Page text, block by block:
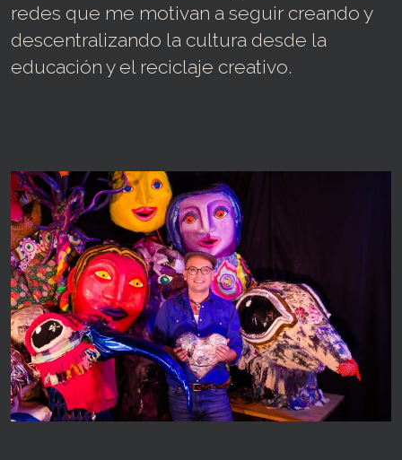
redes que me motivan a seguir creando y
descentralizando la cultura desde la
educación y el reciclaje creativo.